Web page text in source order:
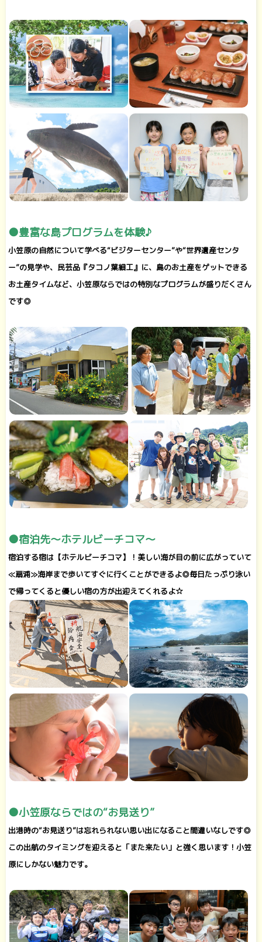
●豊富な島プログラムを体験♪
小笠原の自然について学べる“ビジターセンター”や“世界遺産センタ
ー”の見学や、民芸品『タコノ葉細工』に、島のお土産をゲットできる
お土産タイムなど、小笠原ならではの特別なプログラムが盛りだくさん
です◎
●宿泊先～ホテルビーチコマ～
宿泊する宿は【ホテルビーチコマ】！美しい海が目の前に広がっていて
≪扇浦≫海岸まで歩いてすぐに行くことができるよ◎毎日たっぷり泳い
で帰ってくると優しい宿の方が出迎えてくれるよ☆
●小笠原ならではの“お見送り”
出港時の“お見送り”は忘れられない思い出になること間違いなしです◎
この出航のタイミングを迎えると「また来たい」と強く思います！小笠
原にしかない魅力です。